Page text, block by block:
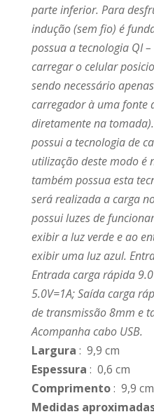
parte inferior. Para
indução (sem fio) é
possua a tecnologia QI
carregar o celular
sendo necessário
carregador à uma fonte
diretamente na
possui a tecnologia de
utilização deste modo é
também possua esta
será realizada a carga
possui luzes de
exibir a luz verde e ao
exibir uma luz azul.
Entrada carga rápida
5.0V=1A; Saída carga
de transmissão 8mm e
Acompanha cabo USB.
Largura : 9,9 cm
Espessura : 0,6 cm
Comprimento: 9,9 cm
Medidas